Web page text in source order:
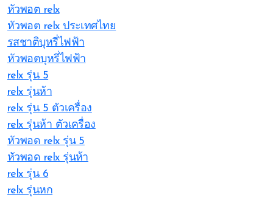
หัวพอต relx
หัวพอต relx ประเทศไทย
รสชาติบุหรี่ไฟฟ้า
หัวพอตบุหรี่ไฟฟ้า
relx รุ่น 5
relx รุ่นห้า
relx รุ่น 5 ตัวเครื่อง
relx รุ่นห้า ตัวเครื่อง
หัวพอด relx รุ่น 5
หัวพอด relx รุ่นห้า
relx รุ่น 6
relx รุ่นหก